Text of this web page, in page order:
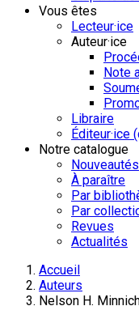
Vous êtes
Lecteur·ice
Auteur·ice
Note
Libraire
Éditeur·ice
Notre catalogue
Nouveautés
À paraître
Par
Par
Revues
Actualités
Accueil
Auteurs
Nelson H.